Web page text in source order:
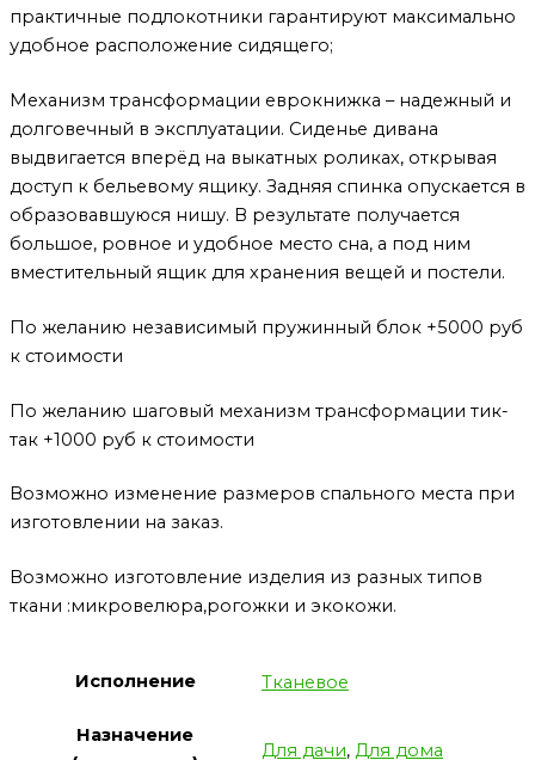
практичные подлокотники гарантируют максимально
удобное расположение сидящего;
Механизм трансформации еврокнижка – надежный и
долговечный в эксплуатации. Сиденье дивана
выдвигается вперёд на выкатных роликах, открывая
доступ к бельевому ящику. Задняя спинка опускается в
образовавшуюся нишу. В результате получается
большое, ровное и удобное место сна, а под ним
вместительный ящик для хранения вещей и постели.
По желанию независимый пружинный блок +5000 руб
к стоимости
По желанию шаговый механизм трансформации тик-
так +1000 руб к стоимости
Возможно изменение размеров спального места при
изготовлении на заказ.
Возможно изготовление изделия из разных типов
ткани :микровелюра,рогожки и экокожи.
Исполнение Тканевое
Назначение
Для дачи, Для дома